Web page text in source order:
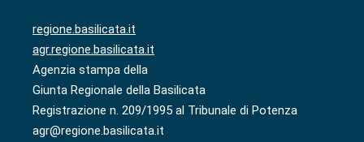
regione.basilicata.it
agr.regione.basilicata.it
Agenzia stampa della
Giunta Regionale della Basilicata
Registrazione n. 209/1995 al Tribunale di Potenza
agr@regione.basilicata.it